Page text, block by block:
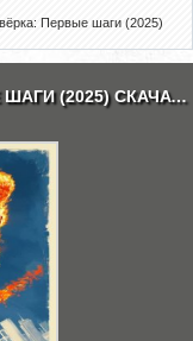
Первые шаги (2025)
ФАНТАСТИЧЕСКАЯ ЧЕТВЁРКА: ПЕРВЫЕ ШАГИ (2025) СКАЧАТЬ ТОРРЕНТ